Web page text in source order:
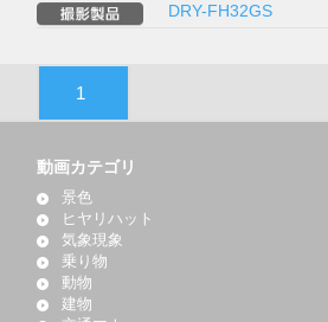
DRY-FH32GS
1
動画カテゴリ
景色
ヒヤリハット
気象現象
乗り物
動物
建物